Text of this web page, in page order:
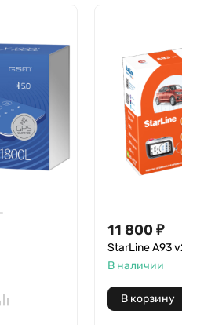
11 800 ₽
StarLine А93 v2
В наличии
В корзину